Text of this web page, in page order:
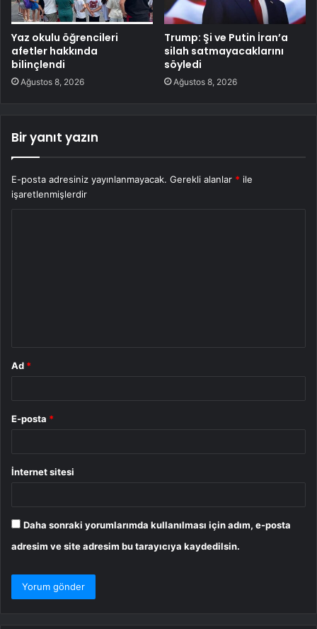
Yaz okulu öğrencileri
afetler hakkında
bilinçlendi
Ağustos 8, 2026
Trump: Şi ve Putin İran’a
silah satmayacaklarını
söyledi
Ağustos 8, 2026
Bir yanıt yazın
E-posta adresiniz yayınlanmayacak. Gerekli alanlar * ile
işaretlenmişlerdir
Ad *
E-posta *
İnternet sitesi
Daha sonraki yorumlarımda kullanılması için adım, e-posta
adresim ve site adresim bu tarayıcıya kaydedilsin.